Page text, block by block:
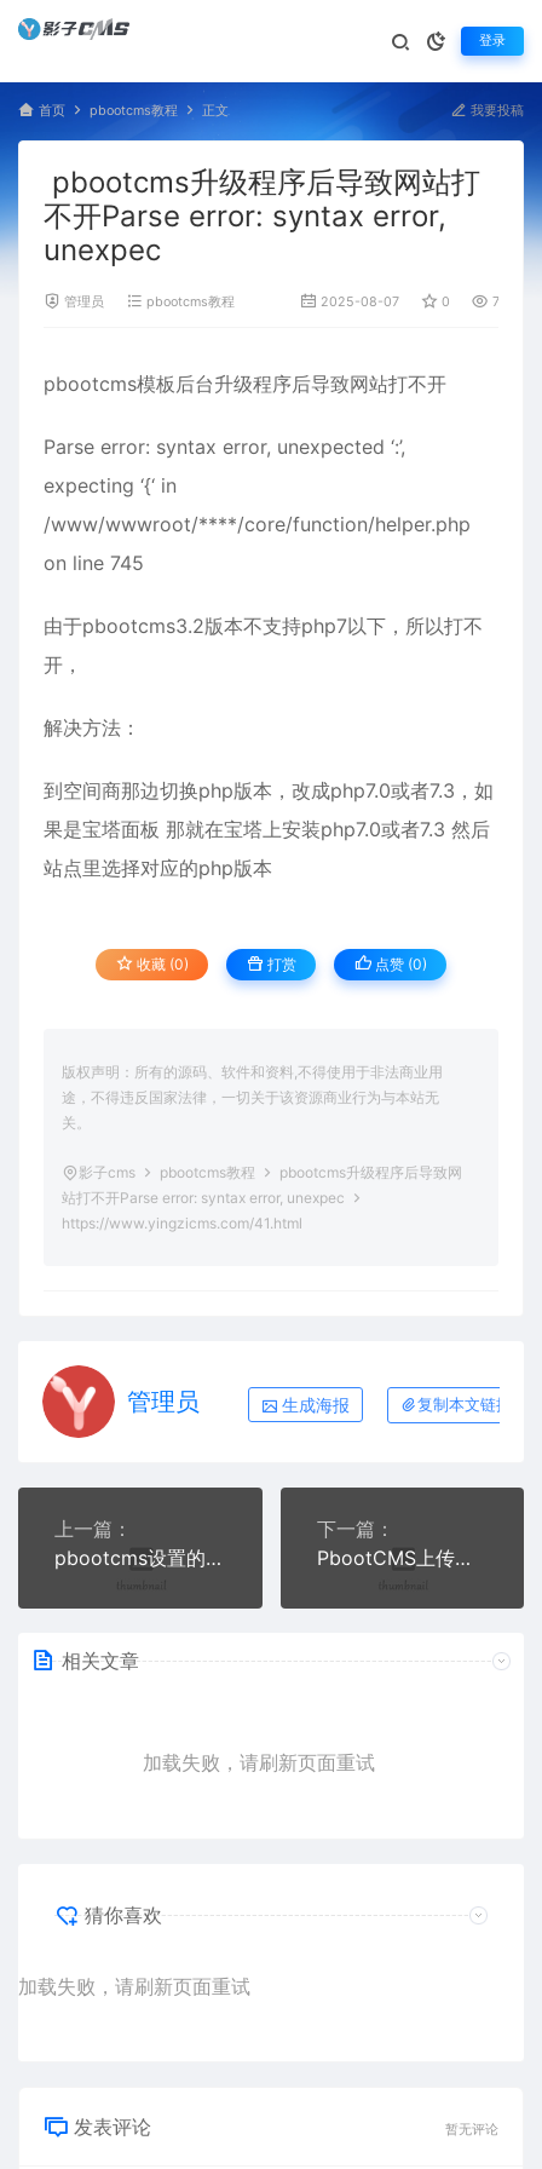
登录
首页 pbootcms教程 正文 我要投稿
pbootcms升级程序后导致网站打
不开Parse error: syntax error,
unexpec
管理员 pbootcms教程 2025-08-07 0 711
pbootcms模板 后台升级程序后导致网站打不开
Parse error: syntax error, unexpected ‘:’,
expecting ‘{‘ in
/www/wwwroot/****/core/function/helper.php
on line 745
由于pbootcms3.2版本不支持php7以下，所以打不
开，
解决方法：
到空间商那边切换php版本，改成php7.0或者7.3，如
果是宝塔面板 那就在宝塔上安装php7.0或者7.3 然后
站点里选择对应的php版本
收藏 (0) 打赏 点赞 (0)
版权声明：所有的源码、软件和资料,不得使用于非法商业用
途，不得违反国家法律，一切关于该资源商业行为与本站无
关。
影子cms pbootcms教程
pbootcms升级程序后导致网
站打不开Parse error: syntax error, unexpec
https://www.yingzicms.com/41.html
管理员 生成海报 复制本文链接
上一篇：
pbootcms设置的会话目录创建失败！
下一篇：
PbootCMS上传文件大小限制
相关文章
加载失败，请刷新页面重试
猜你喜欢
加载失败，请刷新页面重试
发表评论 暂无评论